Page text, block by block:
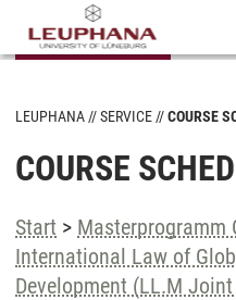
LEUPHANA SERVICE COURSE
COURSE
Start > Masterprogramm
International Law of
Development (LL.M Joint